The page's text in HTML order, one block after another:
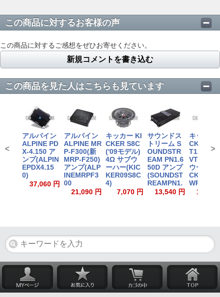
この商品に対するお客様の声
この商品に対するご感想をぜひお寄せください。
新規コメントを書き込む
この商品を見た人はこちらも見ています
アルパイン
ALPINE PD
X-4.150 ア
ンプ(ALPIN
EPDX4.15
0)
37,060 円
アルパイン
ALPINE MR
P-F300(新
MRP-F250)
アンプ(ALP
INEMRPF3
00
21,090 円
キッカー KI
CKER S8C
('09モデル)
4Ω サブウ
ーハー(KIC
KER09S8C
4)
7,070 円
サウンドス
トリーム S
OUNDSTR
EAM PN1.6
50D アンプ
(SOUNDST
REAMPN1.
13,540 円
キッカー
CKER
T12 2Ω(
VT12) サ
ウーハー
WRT1
14,230
< >